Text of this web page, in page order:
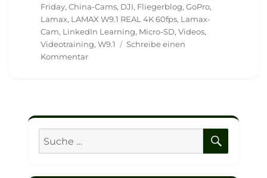
am
Friday,China-Cams, DJI, Fliegerblog,GoPro,
Lamax, LAMAX W9.1 REAL 4K 60fps, Lamax-
Cam, LinkedIn Learning, Micro-SD,Videos,
Videotraining,W9.1
Schreibe einen
Kommentarzu
W9.1
Suche
nach: